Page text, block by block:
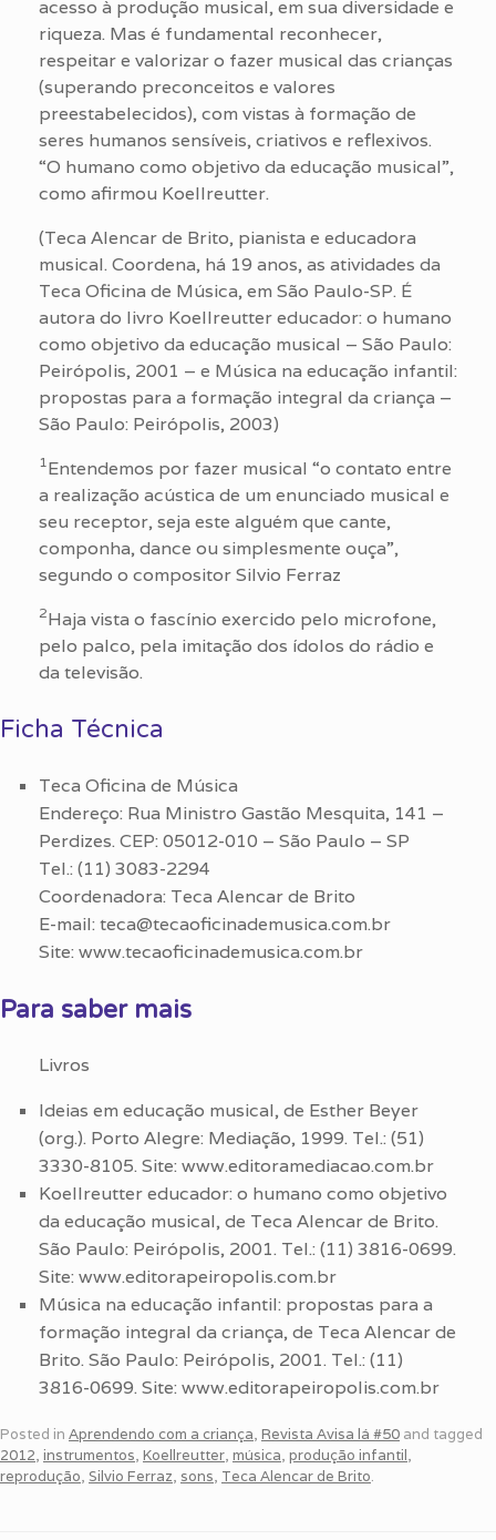
acesso à produção musical, em sua diversidade e
riqueza. Mas é fundamental reconhecer,
respeitar e valorizar o fazer musical das crianças
(superando preconceitos e valores
preestabelecidos), com vistas à formação de
seres humanos sensíveis, criativos e reflexivos.
“O humano como objetivo da educação musical”,
como afirmou Koellreutter.
(Teca Alencar de Brito, pianista e educadora
musical. Coordena, há 19 anos, as atividades da
Teca Oficina de Música, em São Paulo-SP. É
autora do livro Koellreutter educador: o humano
como objetivo da educação musical – São Paulo:
Peirópolis, 2001 – e Música na educação infantil:
propostas para a formação integral da criança –
São Paulo: Peirópolis, 2003)
1Entendemos por fazer musical “o contato entre
a realização acústica de um enunciado musical e
seu receptor, seja este alguém que cante,
componha, dance ou simplesmente ouça”,
segundo o compositor Silvio Ferraz
2Haja vista o fascínio exercido pelo microfone,
pelo palco, pela imitação dos ídolos do rádio e
da televisão.
Ficha Técnica
Teca Oficina de Música
Endereço: Rua Ministro Gastão Mesquita, 141 –
Perdizes. CEP: 05012-010 – São Paulo – SP
Tel.: (11) 3083-2294
Coordenadora: Teca Alencar de Brito
E-mail: teca@tecaoficinademusica.com.br
Site: www.tecaoficinademusica.com.br
Para saber mais
Livros
Ideias em educação musical, de Esther Beyer
(org.). Porto Alegre: Mediação, 1999. Tel.: (51)
3330-8105. Site: www.editoramediacao.com.br
Koellreutter educador: o humano como objetivo
da educação musical, de Teca Alencar de Brito.
São Paulo: Peirópolis, 2001. Tel.: (11) 3816-0699.
Site: www.editorapeiropolis.com.br
Música na educação infantil: propostas para a
formação integral da criança, de Teca Alencar de
Brito. São Paulo: Peirópolis, 2001. Tel.: (11)
3816-0699. Site: www.editorapeiropolis.com.br
Posted in Aprendendo com a criança, Revista Avisa lá #50 and tagged
2012, instrumentos, Koellreutter, música, produção infantil,
reprodução, Silvio Ferraz, sons, Teca Alencar de Brito.